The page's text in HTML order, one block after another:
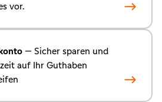
vor.
— Sicher sparen und
auf Ihr Guthaben